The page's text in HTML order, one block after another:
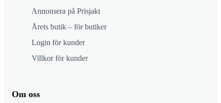
Annonsera på Prisjakt
Årets butik – för butiker
Login för kunder
Villkor för kunder
Om oss